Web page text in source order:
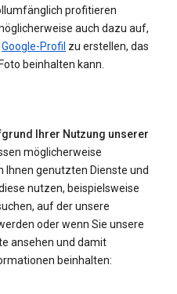
profitieren
auch dazu auf,
Google-Profil zu erstellen, das
beinhalten kann.
Ihrer Nutzung unserer
möglicherweise
Ihnen genutzten Dienste und
nutzen, beispielsweise
auf der unsere
oder wenn Sie unsere
ansehen und damit
beinhalten: